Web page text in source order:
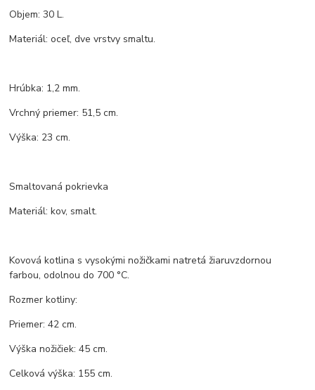
Objem: 30 L.
Materiál: oceľ, dve vrstvy smaltu.
Hrúbka: 1,2 mm.
Vrchný priemer: 51,5 cm.
Výška: 23 cm.
Smaltovaná pokrievka
Materiál: kov, smalt.
Kovová kotlina s vysokými nožičkami natretá žiaruvzdornou
farbou, odolnou do 700 °C.
Rozmer kotliny:
Priemer: 42 cm.
Výška nožičiek: 45 cm.
Celková výška: 155 cm.